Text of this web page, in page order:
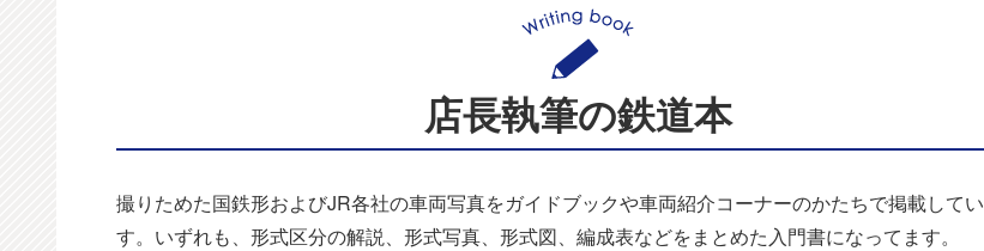
店長執筆の鉄道本
撮りためた国鉄形およびJR各社の車両写真をガイドブックや車両紹介コーナーのかたちで掲載して
す。いずれも、形式区分の解説、形式写真、形式図、編成表などをまとめた入門書になってます。